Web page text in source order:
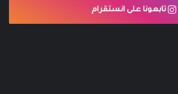
تابعونا على انستقرام